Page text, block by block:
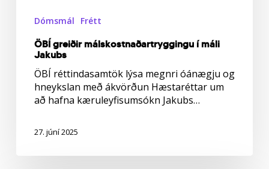
Dómsmál Frétt
ÖBÍ greiðir málskostnaðartryggingu í máli
Jakubs
ÖBÍ réttindasamtök lýsa megnri óánægju og
hneykslan með ákvörðun Hæstaréttar um
að hafna kæruleyfisumsókn Jakubs…
27. júní 2025